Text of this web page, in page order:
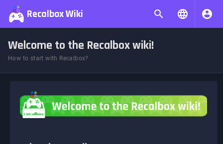
Recalbox Wiki
Welcome to the Recalbox wiki!
How to start with Recalbox?